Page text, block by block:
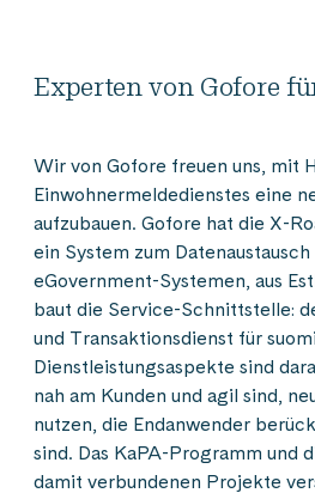
Experten von Gofore
Wir von Gofore freuen uns, mit
Einwohnermeldedienstes eine
aufzubauen. Gofore hat die X-
ein System zum
eGovernment-Systemen, aus
baut die Service-Schnittstelle:
und Transaktionsdienst für
Dienstleistungsaspekte sind
nah am Kunden und agil sind,
nutzen, die Endanwender
sind. Das KaPA-Programm und
damit verbundenen Projekte